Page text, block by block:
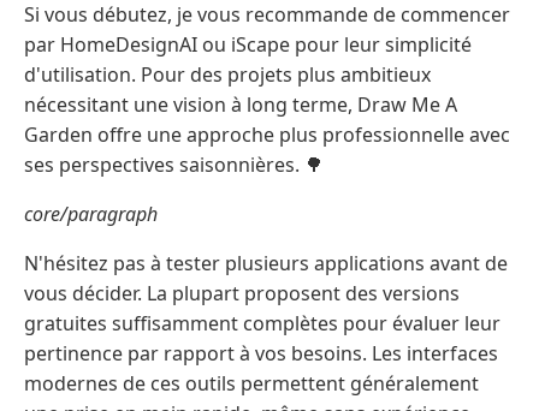
Si vous débutez, je vous recommande de commencer
par HomeDesignAI ou iScape pour leur simplicité
d'utilisation. Pour des projets plus ambitieux
nécessitant une vision à long terme, Draw Me A
Garden offre une approche plus professionnelle avec
ses perspectives saisonnières. 🌳
core/paragraph
N'hésitez pas à tester plusieurs applications avant de
vous décider. La plupart proposent des versions
gratuites suffisamment complètes pour évaluer leur
pertinence par rapport à vos besoins. Les interfaces
modernes de ces outils permettent généralement